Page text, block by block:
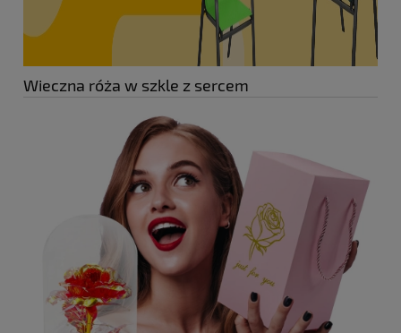
Wieczna róża w szkle z sercem